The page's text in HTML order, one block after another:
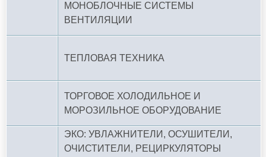
МОНОБЛОЧНЫЕ СИСТЕМЫ
ВЕНТИЛЯЦИИ
ТЕПЛОВАЯ ТЕХНИКА
ТОРГОВОЕ ХОЛОДИЛЬНОЕ И
МОРОЗИЛЬНОЕ ОБОРУДОВАНИЕ
ЭКО: УВЛАЖНИТЕЛИ, ОСУШИТЕЛИ,
ОЧИСТИТЕЛИ, РЕЦИРКУЛЯТОРЫ